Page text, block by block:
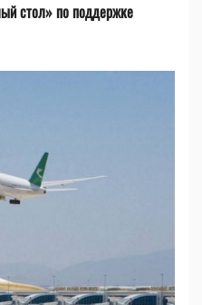
стол» по поддержке